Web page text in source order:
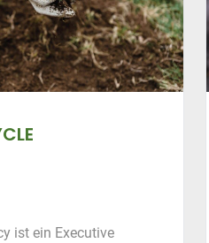
ist ein Executive